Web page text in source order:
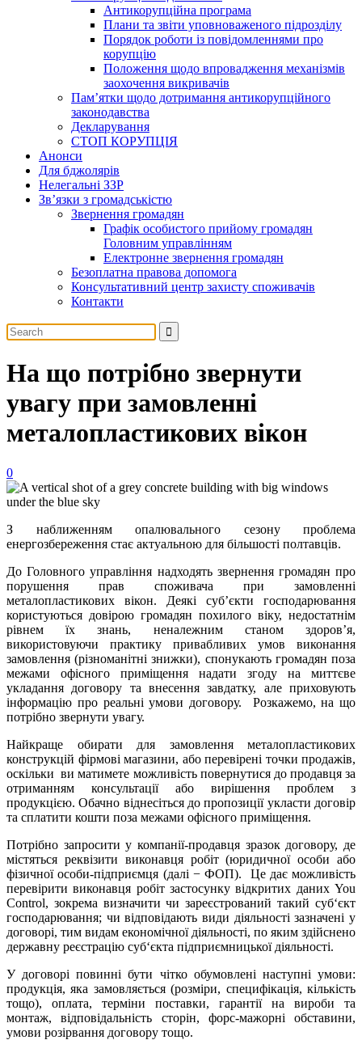
Антикорупційна програма
Плани та звіти уповноваженого підрозділу
Порядок роботи із повідомленнями про
корупцію
Положення щодо впровадження механізмів
заохочення викривачів
Пам’ятки щодо дотримання антикорупційного
законодавства
Декларування
СТОП КОРУПЦІЯ
Анонси
Для бджолярів
Нелегальні ЗЗР
Зв’язки з громадськістю
Звернення громадян
Графік особистого прийому громадян
Головним управлінням
Електронне звернення громадян
Безоплатна правова допомога
Консультативний центр захисту споживачів
Контакти
На що потрібно звернути
увагу при замовленні
металопластикових вікон
0
З наближенням опалювального сезону проблема
енергозбереження стає актуальною для більшості полтавців.
До Головного управління надходять звернення громадян про
порушення прав споживача при замовленні
металопластикових вікон. Деякі суб’єкти господарювання
користуються довірою громадян похилого віку, недостатнім
рівнем їх знань, неналежним станом здоров’я,
використовуючи практику привабливих умов виконання
замовлення (різноманітні знижки), спонукають громадян поза
межами офісного приміщення надати згоду на миттєве
укладання договору та внесення завдатку, але приховують
інформацію про реальні умови договору. Розкажемо, на що
потрібно звернути увагу.
Найкраще обирати для замовлення металопластикових
конструкцій фірмові магазини, або перевірені точки продажів,
оскільки ви матимете можливість повернутися до продавця за
отриманням консультації або вирішення проблем з
продукцією. Обачно віднесіться до пропозиції укласти договір
та сплатити кошти поза межами офісного приміщення.
Потрібно запросити у компанії-продавця зразок договору, де
містяться реквізити виконавця робіт (юридичної особи або
фізичної особи-підприємця (далі − ФОП). Це дає можливість
перевірити виконавця робіт застосунку відкритих даних You
Control, зокрема визначити чи зареєстрований такий суб‘єкт
господарювання; чи відповідають види діяльності зазначені у
договорі, тим видам економічної діяльності, по яким здійснено
державну реєстрацію суб‘єкта підприємницької діяльності.
У договорі повинні бути чітко обумовлені наступні умови:
продукція, яка замовляється (розміри, специфікація, кількість
тощо), оплата, терміни поставки, гарантії на вироби та
монтаж, відповідальність сторін, форс-мажорні обставини,
умови розірвання договору тощо.